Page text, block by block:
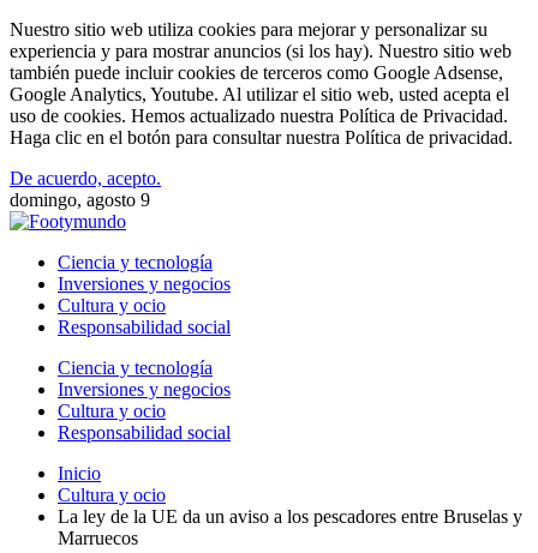
Nuestro sitio web utiliza cookies para mejorar y personalizar su
experiencia y para mostrar anuncios (si los hay). Nuestro sitio web
también puede incluir cookies de terceros como Google Adsense,
Google Analytics, Youtube. Al utilizar el sitio web, usted acepta el
uso de cookies. Hemos actualizado nuestra Política de Privacidad.
Haga clic en el botón para consultar nuestra Política de privacidad.
De acuerdo, acepto.
domingo, agosto 9
Ciencia y tecnología
Inversiones y negocios
Cultura y ocio
Responsabilidad social
Ciencia y tecnología
Inversiones y negocios
Cultura y ocio
Responsabilidad social
Inicio
Cultura y ocio
La ley de la UE da un aviso a los pescadores entre Bruselas y
Marruecos